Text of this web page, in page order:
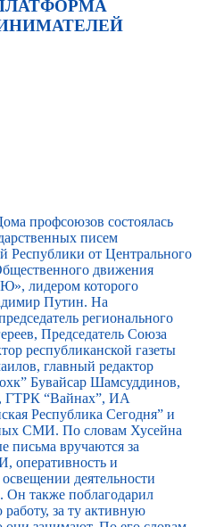
профсоюзов состоялась
писем
Республики от Центрального
движения
лидером которого
Путин. На
регионального
Председатель Союза
республиканской газеты
главный редактор
Бувайсар Шамсуддинов,
ГТРК “Вайнах”, ИА
Республика Сегодня” и
СМИ. По словам Хусейна
письма вручаются за
оперативность и
деятельности
также поблагодарил
за ту активную